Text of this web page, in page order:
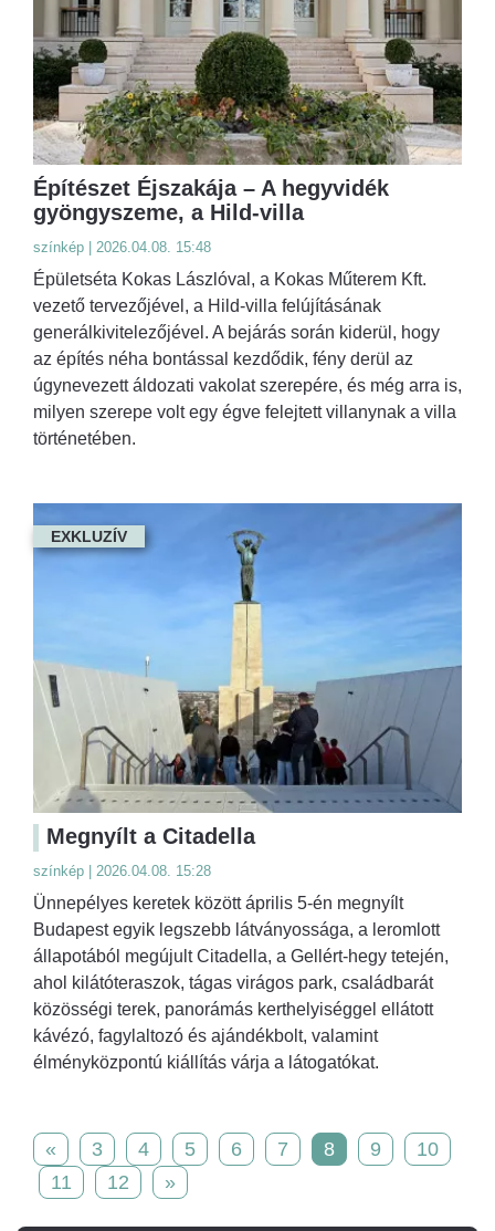
Építészet Éjszakája – A hegyvidék
gyöngyszeme, a Hild-villa
színkép | 2026.04.08. 15:48
Épületséta Kokas Lászlóval, a Kokas Műterem Kft.
vezető tervezőjével, a Hild-villa felújításának
generálkivitelezőjével. A bejárás során kiderül, hogy
az építés néha bontással kezdődik, fény derül az
úgynevezett áldozati vakolat szerepére, és még arra is,
milyen szerepe volt egy égve felejtett villanynak a villa
történetében.
EXKLUZÍV
Megnyílt a Citadella
színkép | 2026.04.08. 15:28
Ünnepélyes keretek között április 5-én megnyílt
Budapest egyik legszebb látványossága, a leromlott
állapotából megújult Citadella, a Gellért-hegy tetején,
ahol kilátóteraszok, tágas virágos park, családbarát
közösségi terek, panorámás kerthelyiséggel ellátott
kávézó, fagylaltozó és ajándékbolt, valamint
élményközpontú kiállítás várja a látogatókat.
« 3 4 5 6 7 8 9
10
11
12 »